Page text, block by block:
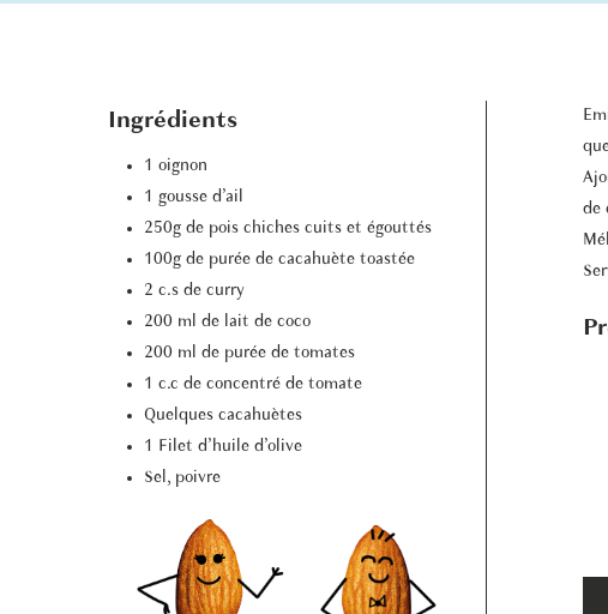
Ingrédients
1 oignon
1 gousse d’ail
250g de pois chiches cuits et égouttés
100g de purée de cacahuète toastée
2 c.s de curry
200 ml de lait de coco
200 ml de purée de tomates
1 c.c de concentré de tomate
Quelques cacahuètes
1 Filet d’huile d’olive
Sel, poivre
de